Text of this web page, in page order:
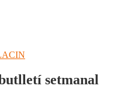
setmanal